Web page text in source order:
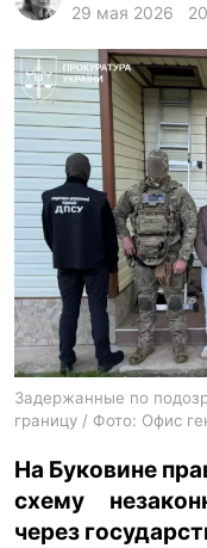
ua en
29 мая 2026
Задержанные по
границу / Фото: Офис
На Буковине
схему
через